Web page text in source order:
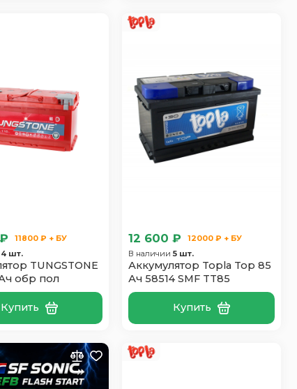
11800 ₽ + БУ
4 шт.
TUNGSTONE
Ач обр пол
Купить
12 600 ₽
12000 ₽ + БУ
В наличии 5 шт.
Аккумулятор Topla Top 85
Ач 58514 SMF TT85
Купить